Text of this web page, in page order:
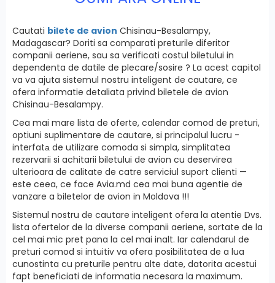
Cautati bilete de avion Chisinau-Besalampy,
Madagascar? Doriti sa comparati preturile diferitor
companii aeriene, sau sa verificati costul biletului in
dependenta de datile de plecare/sosire ? La acest capitol
va va ajuta sistemul nostru inteligent de cautare, ce
ofera informatie detaliata privind biletele de avion
Chisinau-Besalampy.
Cea mai mare lista de oferte, calendar comod de preturi,
optiuni suplimentare de cautare, si principalul lucru -
interfatа de utilizare comoda si simpla, simplitatea
rezervarii si achitarii biletului de avion cu deservirea
ulterioara de calitate de catre serviciul suport clienti —
este ceea, ce face Avia.md cea mai buna agentie de
vanzare a biletelor de avion in Moldova !!!
Sistemul nostru de cautare inteligent ofera la atentie Dvs.
lista ofertelor de la diverse companii aeriene, sortate de la
cel mai mic pret pana la cel mai inalt. Iar calendarul de
preturi comod si intuitiv va ofera posibilitatea de a lua
cunostinta cu preturile pentru alte date, datorita acestui
fapt beneficiati de informatia necesara la maximum.